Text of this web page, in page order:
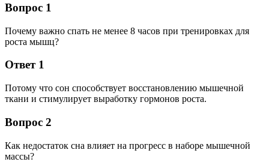
Вопрос 1
Почему важно спать не менее 8 часов при тренировках для
роста мышц?
Ответ 1
Потому что сон способствует восстановлению мышечной
ткани и стимулирует выработку гормонов роста.
Вопрос 2
Как недостаток сна влияет на прогресс в наборе мышечной
массы?